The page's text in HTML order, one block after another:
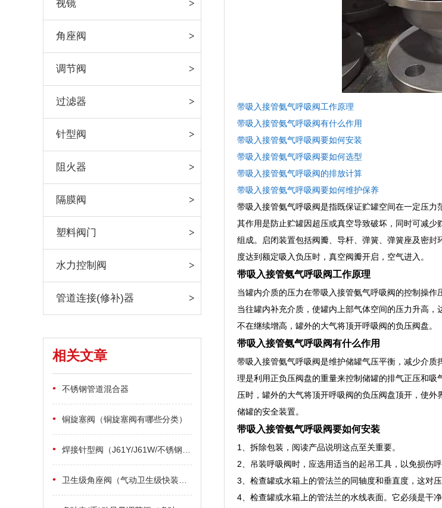
视镜
角座阀
调节阀
过滤器
针型阀
阻火器
隔膜阀
塑料阀门
水力控制阀
管道连接(修补)器
相关文章
• 不锈钢管道混合器
• 铜旋塞阀（铜旋塞阀有哪些分类）
• 焊接针型阀（J61Y/J61W/不锈钢焊接针型阀采用何种制造标准）
• 卫生级角座阀（气动卫生级快装式角座阀安装与维修）
带吸入接管氨气呼吸阀工作原理
带吸入接管氨气呼吸阀有什么作用
带吸入接管氨气呼吸阀要如何安装
带吸入接管氨气呼吸阀要如何选型
带吸入接管氨气呼吸阀的排放计算
带吸入接管氨气呼吸阀要如何维护保养
带吸入接管氨气呼吸阀是指既保证贮罐空间在一定压力
其作用是防止贮罐因超压或真空导致破坏，同时可减
组成。启闭装置包括阀瓣、导杆、弹簧、弹簧座及密
度达到额定吸入负压时，真空阀瓣开启，空气进入。
带吸入接管氨气呼吸阀工作原理
当罐内介质的压力在带吸入接管氨气呼吸阀的控制操
当往罐内补充介质，使罐内上部气体空间的压力升高
不在继续增高，罐外的大气将顶开呼吸阀的负压阀盘。
带吸入接管氨气呼吸阀有什么作用
带吸入接管氨气呼吸阀是维护储罐气压平衡，减少介
理是利用正负压阀盘的重量来控制储罐的排气正压和
压时，罐外的大气将顶开呼吸阀的负压阀盘顶开，使
储罐的安全装置。
带吸入接管氨气呼吸阀要如何安装
1、拆除包装，阅读产品说明这点至关重要。
2、吊装呼吸阀时，应选用适当的起吊工具，以免损伤呼
3、检查罐或水箱上的管法兰的同轴度和垂直度，这对
4、检查罐或水箱上的管法兰的水线表面。它必须是干